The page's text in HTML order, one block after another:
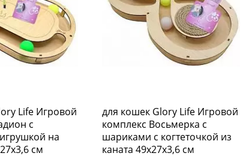
Life Игровой
с
на
см
для кошек Glory Life Игровой
комплекс Восьмерка с
шариками c когтеточкой из
каната 49х27х3,6 см